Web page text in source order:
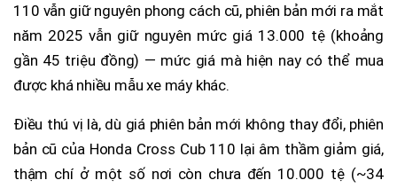
110 vẫn giữ nguyên phong cách cũ, phiên bản mới ra mắt
năm 2025 vẫn giữ nguyên mức giá 13.000 tệ (khoảng
gần 45 triệu đồng) — mức giá mà hiện nay có thể mua
được khá nhiều mẫu xe máy khác.
Điều thú vị là, dù giá phiên bản mới không thay đổi, phiên
bản cũ của Honda Cross Cub 110 lại âm thầm giảm giá,
thậm chí ở một số nơi còn chưa đến 10.000 tệ (~34